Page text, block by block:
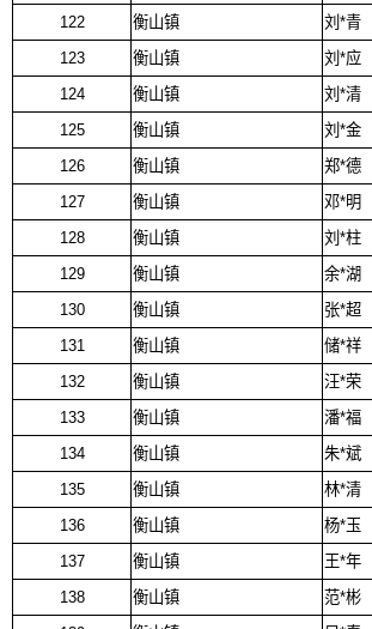
122
衡山镇
刘*青
123
衡山镇
刘*应
124
衡山镇
刘*清
125
衡山镇
刘*金
126
衡山镇
郑*德
127
衡山镇
邓*明
128
衡山镇
刘*柱
129
衡山镇
余*湖
130
衡山镇
张*超
131
衡山镇
储*祥
132
衡山镇
汪*荣
133
衡山镇
潘*福
134
衡山镇
朱*斌
135
衡山镇
林*清
136
衡山镇
杨*玉
137
衡山镇
王*年
138
衡山镇
范*彬